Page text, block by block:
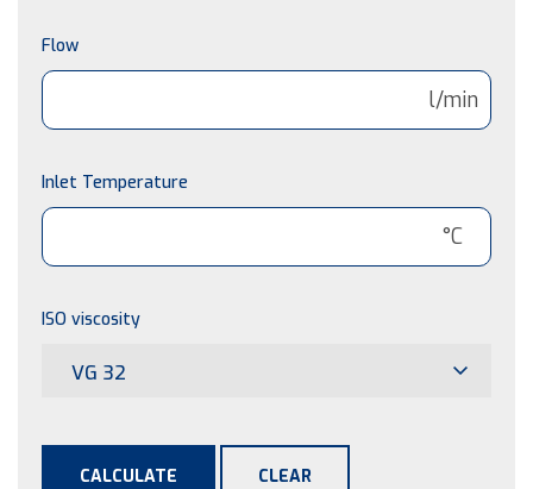
Flow
l/min
Inlet Temperature
°C
ISO viscosity
VG 32
CALCULATE CLEAR